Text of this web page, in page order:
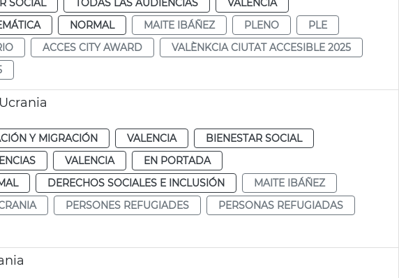
SOCIAL TODAS LAS AUDIENCIAS
VALENCIA
NORMAL MAITE IBÁÑEZ PLENO
PLE
ACCES CITY AWARD
VALÈNKCIA CIUTAT ACCESIBLE 2025
Y MIGRACIÓN VALENCIA
BIENESTAR SOCIAL
VALENCIA
EN PORTADA
DERECHOS SOCIALES E INCLUSIÓN
MAITE IBÁÑEZ
PERSONES REFUGIADES
PERSONAS REFUGIADAS